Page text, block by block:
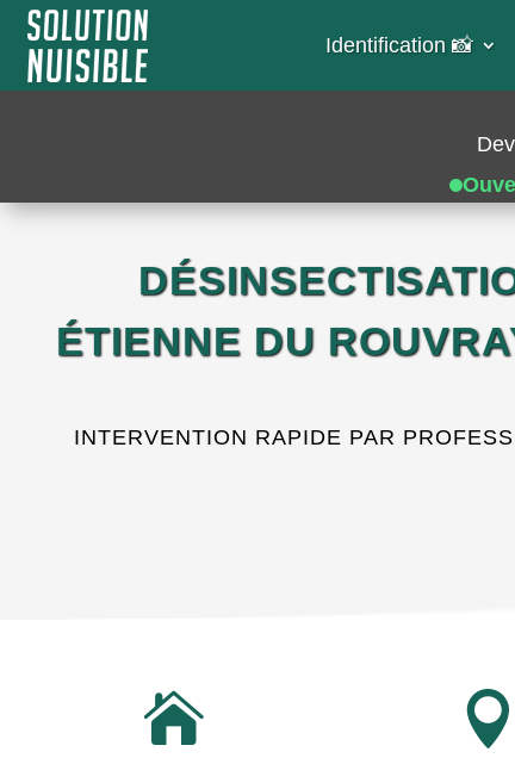
Identification 📸​
ÉTIENNE DU
INTERVENTION RAPIDE PAR
 